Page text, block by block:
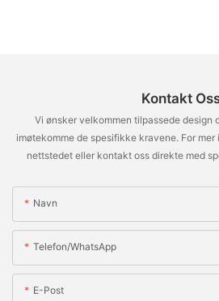
Kontakt
Vi ønsker velkommen tilpassede design
imøtekomme de spesifikke kravene. For
nettstedet eller kontakt oss direkte med
Navn
Telefon/whatsApp
E-Post